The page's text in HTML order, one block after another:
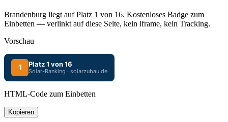
Brandenburg liegt auf Platz 1 von 16. Kostenloses Badge zum
Einbetten — verlinkt auf diese Seite, kein iframe, kein Tracking.
Vorschau
1 Platz 1 von 16
Solar-Ranking · solarzubau.de
HTML-Code zum Einbetten
Kopieren